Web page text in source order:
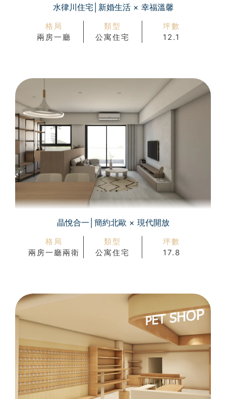
水律川住宅│新婚生活 × 幸福溫馨
格局
兩房一廳
類型
公寓住宅
坪數
12.1
晶悅合一│簡約北歐 × 現代開放
格局
兩房一廳兩衛
類型
公寓住宅
坪數
17.8